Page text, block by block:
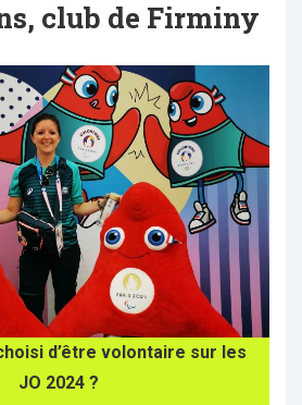
club de Firminy
d’être volontaire sur les
JO 2024 ?